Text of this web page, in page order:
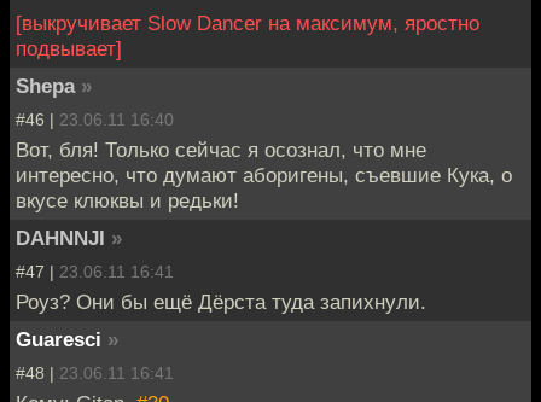
[выкручивает Slow Dancer на максимум, яростно
подвывает]
Shepa »
#46 | 23.06.11 16:40
Вот, бля! Только сейчас я осознал, что мне
интересно, что думают аборигены, съевшие Кука, о
вкусе клюквы и редьки!
DAHNNJI »
#47 | 23.06.11 16:41
Роуз? Они бы ещё Дёрста туда запихнули.
Guaresci »
#48 | 23.06.11 16:41